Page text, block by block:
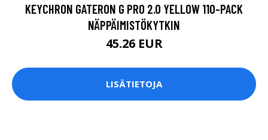
KEYCHRON GATERON G PRO 2.0 YELLOW 110-PACK
NÄPPÄIMISTÖKYTKIN
45.26 EUR
LISÄTIETOJA